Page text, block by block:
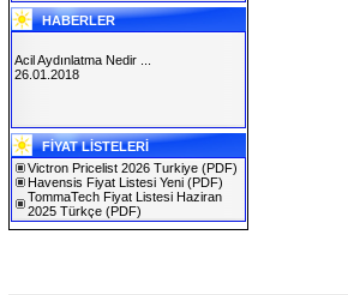
HABERLER
SOLAREX ISTANBUL 2019
30.01.2019
Acil Aydınlatma Nedir ...
26.01.2018
FİYAT LİSTELERİ
Victron Pricelist 2026 Turkiye (PDF)
Havensis Fiyat Listesi Yeni (PDF)
TommaTech Fiyat Listesi Haziran
2025 Türkçe (PDF)